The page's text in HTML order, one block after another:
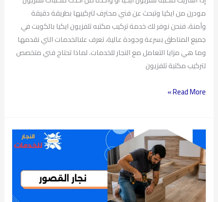
مودرن من ايكيا وتبحث عن فني محترف لتركيبها بطريقة دقيقة
وآمنة، فنحن نوفر لك خدمة تركيب مكتبه تلفزيون ايكيا بالكويت في
جميع المناطق بسرعة وجودة عالية، تعرف علىالخدمات التي نقدمها
وما هي مزايا التعامل مع النجار للخدمات. لماذا تحتاج فني متخصص
لتركيب مكتبة تلفزيون
Read More »
القصور
–
فتح
أقفال